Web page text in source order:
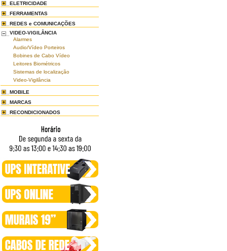
ELETRICIDADE
FERRAMENTAS
REDES e COMUNICAÇÕES
VIDEO-VIGILÂNCIA
Alarmes
Audio/Vídeo Porteiros
Bobines de Cabo Vídeo
Leitores Biométricos
Sistemas de localização
Video-Vigilância
MOBILE
MARCAS
RECONDICIONADOS